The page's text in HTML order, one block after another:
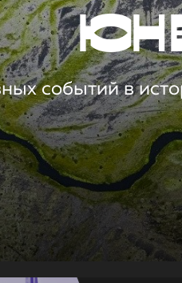
событий в